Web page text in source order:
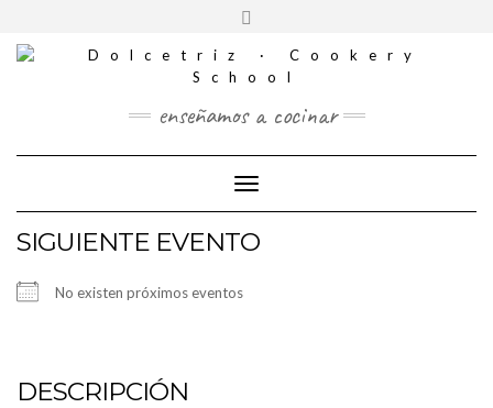
contenido
CONTACTO
SOCIALEScabecera
enseñamos a cocinar
Cambiar modo de navegación
SIGUIENTE EVENTO
No existen próximos eventos
DESCRIPCIÓN